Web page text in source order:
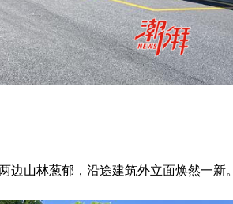
边山林葱郁，沿途建筑外立面焕然一新。